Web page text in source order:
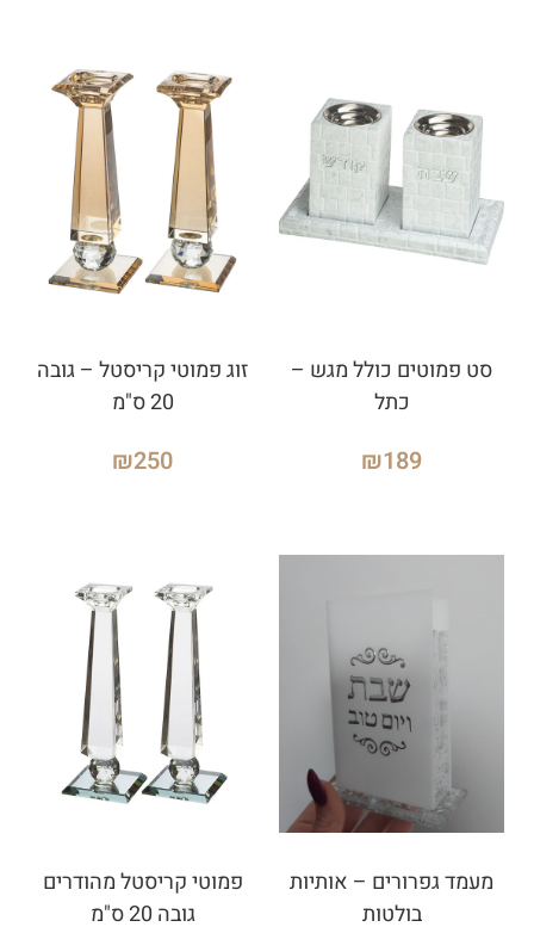
סט פמוטים כולל מגש –
כתל
₪189
זוג פמוטי קריסטל – גובה
20 ס"מ
₪250
מעמד גפרורים – אותיות
בולטות
פמוטי קריסטל מהודרים
גובה 20 ס"מ